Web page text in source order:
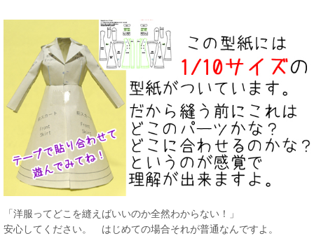
「洋服ってどこを縫えばいいのか全然わからない！」
安心してください。 はじめての場合それが普通なんですよ。